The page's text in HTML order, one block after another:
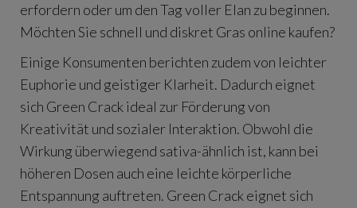
erfordern oder um den Tag voller Elan zu beginnen.
Möchten Sie schnell und diskret Gras online kaufen?
Einige Konsumenten berichten zudem von leichter
Euphorie und geistiger Klarheit. Dadurch eignet
sich Green Crack ideal zur Förderung von
Kreativität und sozialer Interaktion. Obwohl die
Wirkung überwiegend sativa-ähnlich ist, kann bei
höheren Dosen auch eine leichte körperliche
Entspannung auftreten. Green Crack eignet sich